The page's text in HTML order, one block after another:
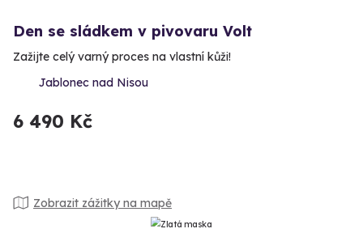
Den se sládkem v pivovaru Volt
Zažijte celý varný proces na vlastní kůži!
Jablonec nad Nisou
6 490 Kč
Zobrazit zážitky na mapě